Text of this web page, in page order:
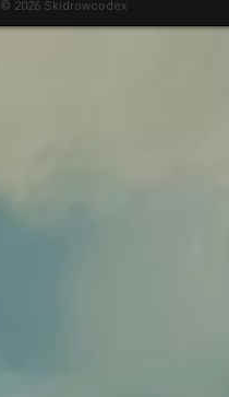
© 2026 Skidrowcodex